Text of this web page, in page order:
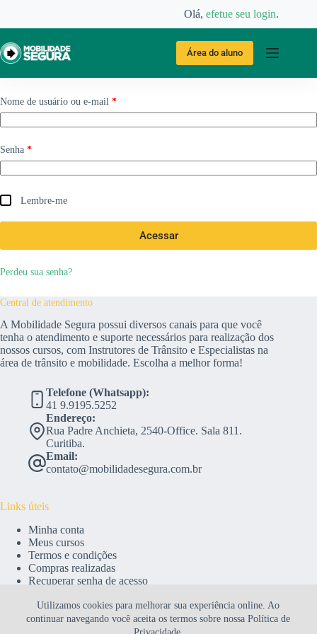
Utilizamos cookies para melhorar sua experiência online. Ao
continuar navegando você aceita os termos sobre nossa Política de
Olá,efetue seu login.
Área do aluno
Nome de usuário ou e-mail *
Senha *
Lembre-me
Acessar
Perdeu sua senha?
Central de atendimento
A Mobilidade Segura possui diversos canais para que você
tenha o atendimento e suporte necessários para realização dos
nossos cursos, com Instrutores de Trânsito e Especialistas na
área de trânsito e mobilidade. Escolha a melhor forma!
Telefone (Whatsapp):
41 9.9195.5252
Endereço:
Rua Padre Anchieta, 2540-Office. Sala 811.
Curitiba.
Email:
contato@mobilidadesegura.com.br
Links úteis
Minha conta
Meus cursos
Termos e condições
Compras realizadas
Recuperar senha de acesso
Acompanhe nas redes sociais